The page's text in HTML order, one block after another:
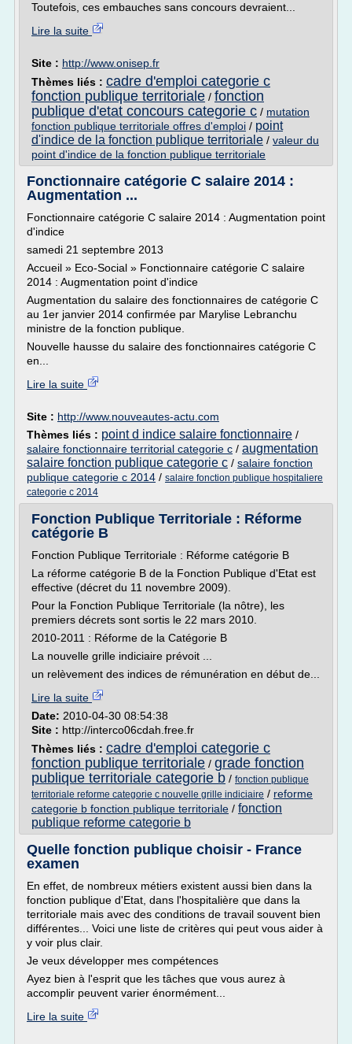
Toutefois, ces embauches sans concours devraient...
Lire la suite
Site : http://www.onisep.fr
Thèmes liés : cadre d'emploi categorie c
fonction publique territoriale / fonction
publique d'etat concours categorie c / mutation
fonction publique territoriale offres d'emploi / point
d'indice de la fonction publique territoriale / valeur du
point d'indice de la fonction publique territoriale
Fonctionnaire catégorie C salaire 2014 :
Augmentation ...
Fonctionnaire catégorie C salaire 2014 : Augmentation point
d'indice
samedi 21 septembre 2013
Accueil » Eco-Social » Fonctionnaire catégorie C salaire
2014 : Augmentation point d'indice
Augmentation du salaire des fonctionnaires de catégorie C
au 1er janvier 2014 confirmée par Marylise Lebranchu
ministre de la fonction publique.
Nouvelle hausse du salaire des fonctionnaires catégorie C
en...
Lire la suite
Site : http://www.nouveautes-actu.com
Thèmes liés : point d indice salaire fonctionnaire /
salaire fonctionnaire territorial categorie c / augmentation
salaire fonction publique categorie c / salaire fonction
publique categorie c 2014 / salaire fonction publique hospitaliere
categorie c 2014
Fonction Publique Territoriale : Réforme
catégorie B
Fonction Publique Territoriale : Réforme catégorie B
La réforme catégorie B de la Fonction Publique d'Etat est
effective (décret du 11 novembre 2009).
Pour la Fonction Publique Territoriale (la nôtre), les
premiers décrets sont sortis le 22 mars 2010.
2010-2011 : Réforme de la Catégorie B
La nouvelle grille indiciaire prévoit ...
un relèvement des indices de rémunération en début de...
Lire la suite
Date: 2010-04-30 08:54:38
Site : http://interco06cdah.free.fr
Thèmes liés : cadre d'emploi categorie c
fonction publique territoriale / grade fonction
publique territoriale categorie b / fonction publique
territoriale reforme categorie c nouvelle grille indiciaire / reforme
categorie b fonction publique territoriale / fonction
publique reforme categorie b
Quelle fonction publique choisir - France
examen
En effet, de nombreux métiers existent aussi bien dans la
fonction publique d'Etat, dans l'hospitalière que dans la
territoriale mais avec des conditions de travail souvent bien
différentes... Voici une liste de critères qui peut vous aider à
y voir plus clair.
Je veux développer mes compétences
Ayez bien à l'esprit que les tâches que vous aurez à
accomplir peuvent varier énormément...
Lire la suite